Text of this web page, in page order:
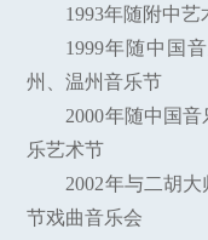
1993年随附中
1999年随中国
州、温州音乐节
2000年随中国
乐艺术节
2002年与二胡
节戏曲音乐会